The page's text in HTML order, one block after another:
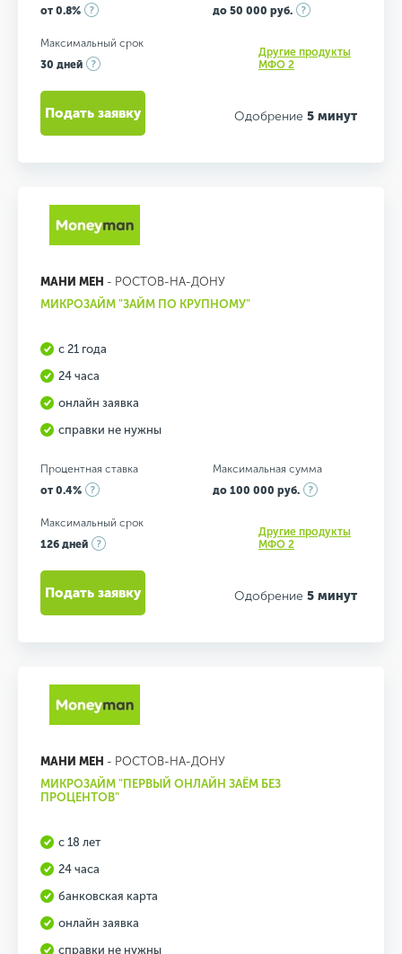
от 0.8%
до 50 000 руб.
Максимальный срок
30 дней
Другие продукты
МФО 2
Одобрение 5 минут
Подать заявку
МАНИ МЕН - РОСТОВ-НА-ДОНУ
МИКРОЗАЙМ "ЗАЙМ ПО КРУПНОМУ"
с 21 года
24 часа
онлайн заявка
справки не нужны
Процентная ставка
от 0.4%
Максимальная сумма
до 100 000 руб.
Максимальный срок
126 дней
Другие продукты
МФО 2
Одобрение 5 минут
Подать заявку
МАНИ МЕН - РОСТОВ-НА-ДОНУ
МИКРОЗАЙМ "ПЕРВЫЙ ОНЛАЙН ЗАЁМ БЕЗ
ПРОЦЕНТОВ"
с 18 лет
24 часа
банковская карта
онлайн заявка
справки не нужны